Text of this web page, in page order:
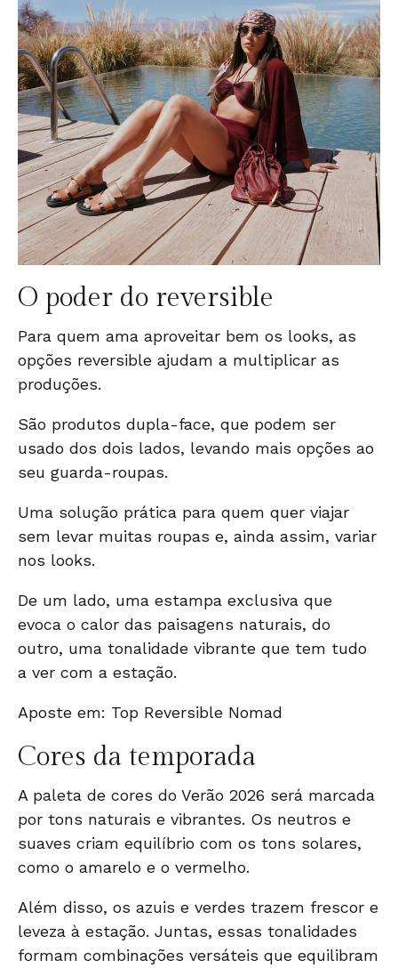
O poder do reversible
Para quem ama aproveitar bem os looks, as
opções reversible ajudam a multiplicar as
produções.
São produtos dupla-face, que podem ser
usado dos dois lados, levando mais opções ao
seu guarda-roupas.
Uma solução prática para quem quer viajar
sem levar muitas roupas e, ainda assim, variar
nos looks.
De um lado, uma estampa exclusiva que
evoca o calor das paisagens naturais, do
outro, uma tonalidade vibrante que tem tudo
a ver com a estação.
Aposte em: Top Reversible Nomad
Cores da temporada
A paleta de cores do Verão 2026 será marcada
por tons naturais e vibrantes. Os neutros e
suaves criam equilíbrio com os tons solares,
como o amarelo e o vermelho.
Além disso, os azuis e verdes trazem frescor e
leveza à estação. Juntas, essas tonalidades
formam combinações versáteis que equilibram